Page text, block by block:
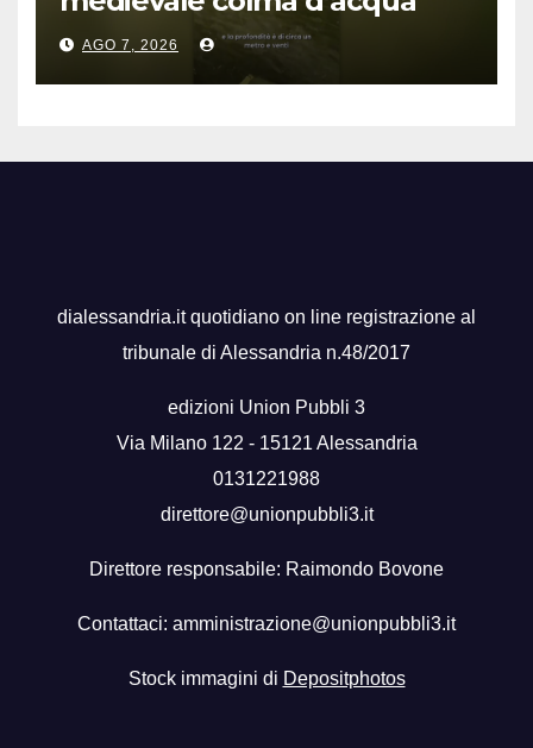
sotto palazzo San Macuto
AGO 7, 2026
dialessandria.it quotidiano on line registrazione al
tribunale di Alessandria n.48/2017
edizioni Union Pubbli 3
Via Milano 122 - 15121 Alessandria
0131221988
direttore@unionpubbli3.it
Direttore responsabile: Raimondo Bovone
Contattaci: amministrazione@unionpubbli3.it
Stock immagini di Depositphotos